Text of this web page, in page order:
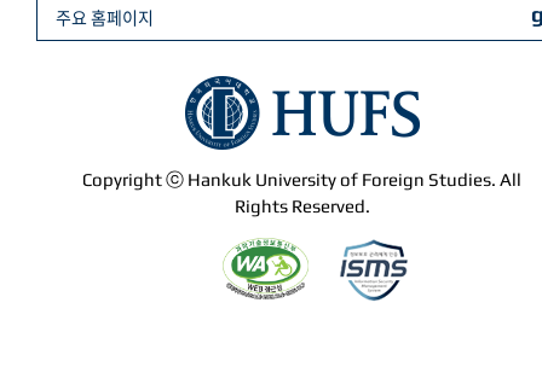
Copyright ⓒ Hankuk University of Foreign Studies. All
Rights Reserved.
주요 홈페이지